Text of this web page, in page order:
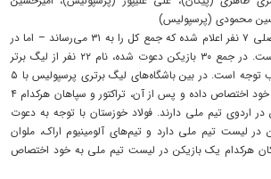
محمودی (پرسپولیس)
تعداد مهاجمان در لیست اصلی ۷ نفر اعلام شده که جمع کل را به ۳۱ می‌رساند – اما در
نهایت ۳۰ نفر تأیید شده است. در جمع ۳۰ بازیکن دعوت شده، نام ۲۲ نفر از لیگ برتر
ایران دیده می‌شود که جالب توجه است. در بین باشگاه‌های لیگ برتری پرسپولیس با ۵
بازیکن بیشترین سهم را به خود اختصاص داده و پس از آن، تراکتور و سپاهان هرکدام ۴
استقلال ۳ بازیکن در اردوی تیم ملی دارند. فولاد خوزستان با توجه به دعوت
رضائیان، ۲ بازیکن در لیست تیم ملی دارد و تیم‌های آلومینیوم اراک، ملوان
هرکدام یک بازیکن در لیست تیم ملی به خود اختصاص